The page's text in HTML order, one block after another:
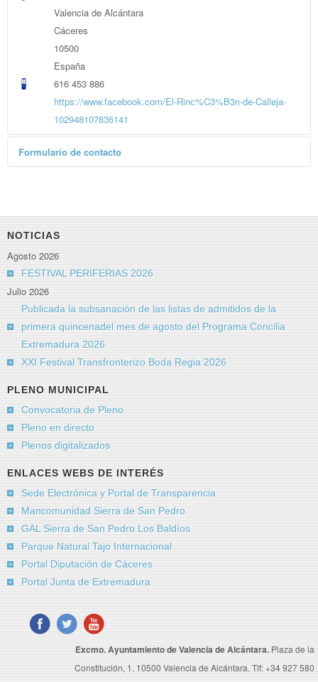
Valencia de Alcántara
Cáceres
10500
España
616 453 886
https://www.facebook.com/El-Rinc%C3%B3n-de-Calleja-
102948107836141
Formulario de contacto
Nombre*
Correo electrónico*
Asunto*
Envíeme una copia (opcional)
NOTICIAS
Agosto 2026
FESTIVAL PERIFERIAS 2026
Julio 2026
Publicada la subsanación de las listas de admitidos de la
primera quincenadel mes de agosto del Programa Concilia
Extremadura 2026
XXI Festival Transfronterizo Boda Regia 2026
PLENO MUNICIPAL
Convocatoria de Pleno
Pleno en directo
Plenos digitalizados
ENLACES WEBS DE INTERÉS
Sede Electrónica y Portal de Transparencia
Mancomunidad Sierra de San Pedro
GAL Sierra de San Pedro Los Baldíos
Parque Natural Tajo Internacional
Portal Diputación de Cáceres
Portal Junta de Extremadura
Excmo. Ayuntamiento de Valencia de Alcántara. Plaza de la
Constitución, 1. 10500 Valencia de Alcántara. Tlf: +34 927 580